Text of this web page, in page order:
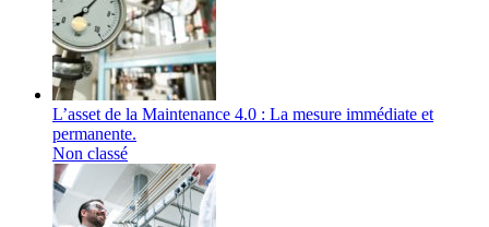
L’asset de la Maintenance 4.0 : La mesure immédiate et
permanente.
Non classé